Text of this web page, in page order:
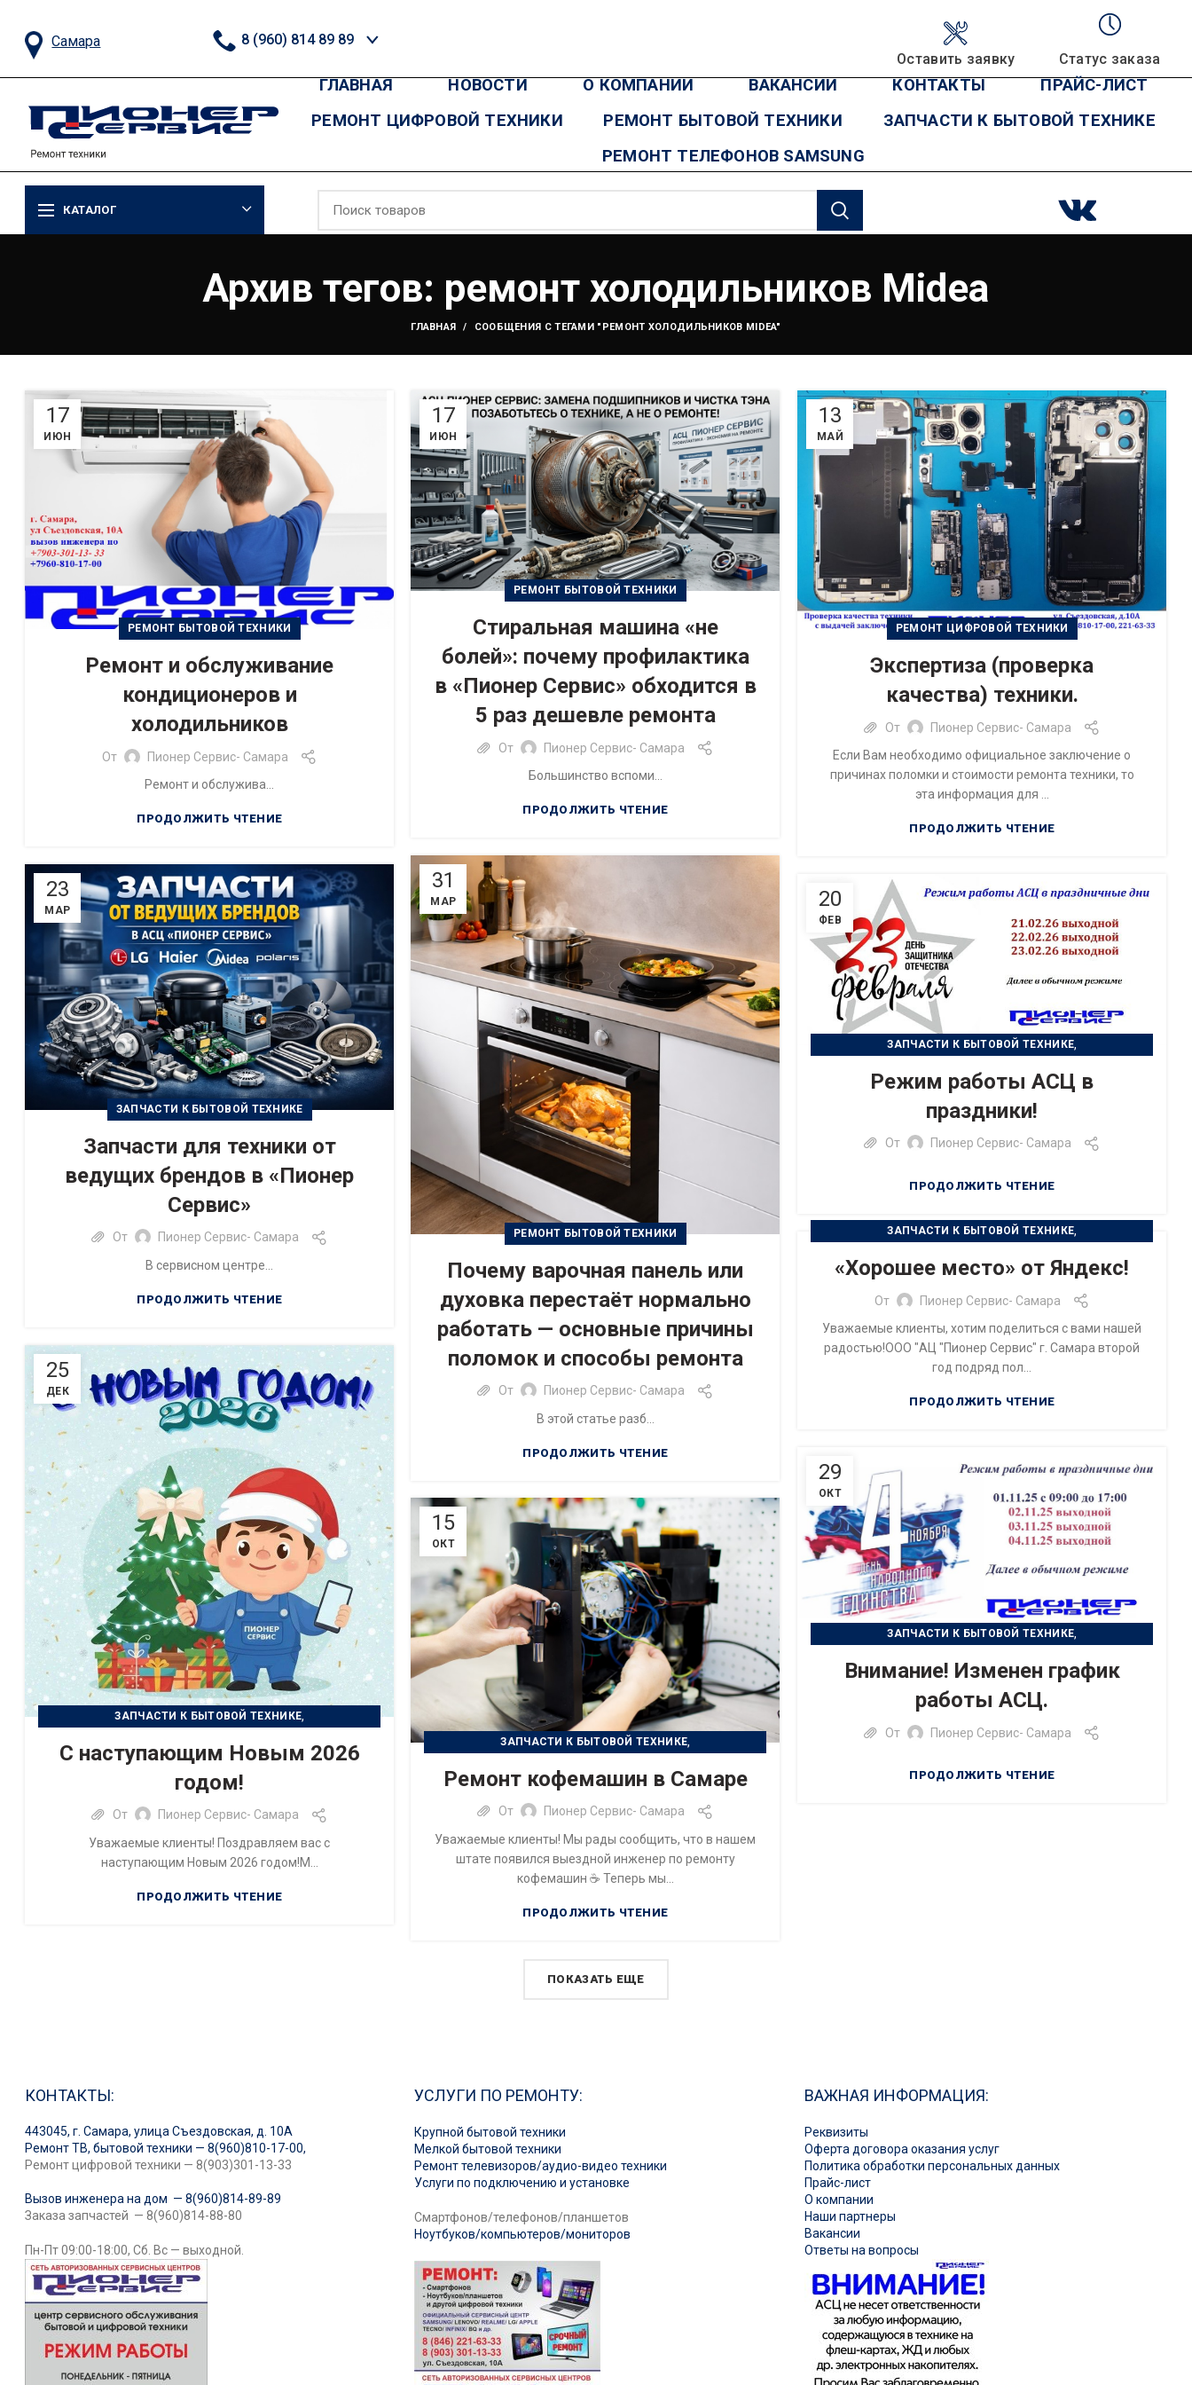
Самара
8 (960) 814 89 89
Оставить заявку
Статус заказа
ГЛАВНАЯ НОВОСТИ О КОМПАНИИ ВАКАНСИИ КОНТАКТЫ
ПРАЙС-ЛИСТ
РЕМОНТ ЦИФРОВОЙ ТЕХНИКИ
РЕМОНТ БЫТОВОЙ ТЕХНИКИ
ЗАПЧАСТИ К БЫТОВОЙ ТЕХНИКЕ
РЕМОНТ ТЕЛЕФОНОВ SAMSUNG
КАТАЛОГ
Архив тегов: ремонт холодильников Midea
ГЛАВНАЯ СООБЩЕНИЯ С ТЕГАМИ "РЕМОНТ ХОЛОДИЛЬНИКОВ MIDEA"
17
ИЮН
РЕМОНТ БЫТОВОЙ ТЕХНИКИ
Ремонт и обслуживание
кондиционеров и
холодильников
От
Пионер Сервис- Самара
Ремонт и обслужива...
ПРОДОЛЖИТЬ ЧТЕНИЕ
17
ИЮН
РЕМОНТ БЫТОВОЙ ТЕХНИКИ
Стиральная машина «не
болей»: почему профилактика
в «Пионер Сервис» обходится в
5 раз дешевле ремонта
От
Пионер Сервис- Самара
Большинство вспоми...
ПРОДОЛЖИТЬ ЧТЕНИЕ
13
МАЙ
РЕМОНТ ЦИФРОВОЙ ТЕХНИКИ
Экспертиза (проверка
качества) техники.
От
Пионер Сервис- Самара
Если Вам необходимо официальное заключение о
причинах поломки и стоимости ремонта техники, то
эта информация для ...
ПРОДОЛЖИТЬ ЧТЕНИЕ
31
МАР
РЕМОНТ БЫТОВОЙ ТЕХНИКИ
Почему варочная панель или
духовка перестаёт нормально
работать — основные причины
поломок и способы ремонта
От
Пионер Сервис- Самара
В этой статье разб...
ПРОДОЛЖИТЬ ЧТЕНИЕ
23
МАР
ЗАПЧАСТИ К БЫТОВОЙ ТЕХНИКЕ
Запчасти для техники от
ведущих брендов в «Пионер
Сервис»
От
Пионер Сервис- Самара
В сервисном центре...
ПРОДОЛЖИТЬ ЧТЕНИЕ
20
ФЕВ
ЗАПЧАСТИ К БЫТОВОЙ ТЕХНИКЕ,
РЕМОНТ ЦИФРОВОЙ ТЕХНИКИ
Режим работы АСЦ в
праздники!
От Пионер Сервис- Самара
ПРОДОЛЖИТЬ ЧТЕНИЕ
ЗАПЧАСТИ К БЫТОВОЙ ТЕХНИКЕ,
«Хорошее место» от Яндекс!
От
Пионер Сервис- Самара
Уважаемые клиенты, хотим поделиться с вами нашей
радостью!ООО "АЦ "Пионер Сервис" г. Самара второй
год подряд пол...
ПРОДОЛЖИТЬ ЧТЕНИЕ
25
ДЕК
ЗАПЧАСТИ К БЫТОВОЙ ТЕХНИКЕ,
РЕМОНТ ЦИФРОВОЙ ТЕХНИКИ
С наступающим Новым 2026
годом!
От
Пионер Сервис- Самара
Уважаемые клиенты! Поздравляем вас с
наступающим Новым 2026 годом!М...
ПРОДОЛЖИТЬ ЧТЕНИЕ
29
ОКТ
ЗАПЧАСТИ К БЫТОВОЙ ТЕХНИКЕ,
РЕМОНТ ЦИФРОВОЙ ТЕХНИКИ
Внимание! Изменен график
работы АСЦ.
От Пионер Сервис- Самара
ПРОДОЛЖИТЬ ЧТЕНИЕ
15
ОКТ
ЗАПЧАСТИ К БЫТОВОЙ ТЕХНИКЕ,
Ремонт кофемашин в Самаре
От
Пионер Сервис- Самара
Уважаемые клиенты! Мы рады сообщить, что в нашем
штате появился выездной инженер по ремонту
кофемашин ☕ Теперь мы...
ПРОДОЛЖИТЬ ЧТЕНИЕ
ПОКАЗАТЬ ЕЩЕ
КОНТАКТЫ:
443045, г. Самара, улица Съездовская, д. 10А
Ремонт ТВ, бытовой техники — 8(960)810-17-00,
Ремонт цифровой техники — 8(903)301-13-33
Вызов инженера на дом — 8(960)814-89-89
Заказа запчастей — 8(960)814-88-80
Пн-Пт 09:00-18:00, Сб. Вс — выходной.
УСЛУГИ ПО РЕМОНТУ:
Крупной бытовой техники
Мелкой бытовой техники
Ремонт телевизоров/аудио-видео техники
Услуги по подключению и установке
Смартфонов/телефонов/планшетов
Ноутбуков/компьютеров/мониторов
ВАЖНАЯ ИНФОРМАЦИЯ:
Реквизиты
Оферта договора оказания услуг
Политика обработки персональных данных
Прайс-лист
О компании
Наши партнеры
Вакансии
Ответы на вопросы